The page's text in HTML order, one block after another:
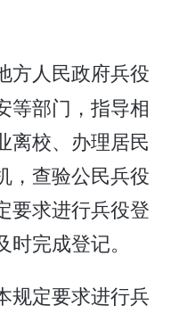
方人民政府兵役
等部门，指导相
离校、办理居民
，查验公民兵役
要求进行兵役登
完成登记。
规定要求进行兵